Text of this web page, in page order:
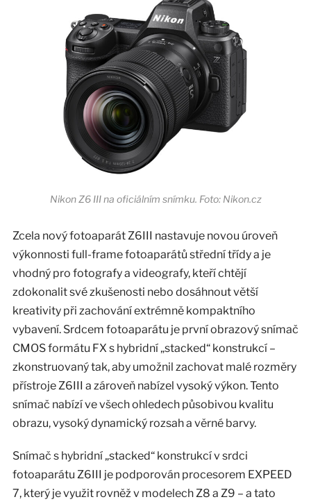
Nikon Z6 III na oficiálním snímku. Foto: Nikon.cz
Zcela nový fotoaparát Z6III nastavuje novou úroveň
výkonnosti full-frame fotoaparátů střední třídy a je
vhodný pro fotografy a videografy, kteří chtějí
zdokonalit své zkušenosti nebo dosáhnout větší
kreativity při zachování extrémně kompaktního
vybavení. Srdcem fotoaparátu je první obrazový snímač
CMOS formátu FX s hybridní „stacked“ konstrukcí –
zkonstruovaný tak, aby umožnil zachovat malé rozměry
přístroje Z6III a zároveň nabízel vysoký výkon. Tento
snímač nabízí ve všech ohledech působivou kvalitu
obrazu, vysoký dynamický rozsah a věrné barvy.
Snímač s hybridní „stacked“ konstrukcí v srdci
fotoaparátu Z6III je podporován procesorem EXPEED
7, který je využit rovněž v modelech Z8 a Z9 – a tato